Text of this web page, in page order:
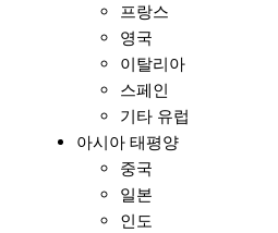
프랑스
영국
이탈리아
스페인
기타 유럽
아시아 태평양
중국
일본
인도